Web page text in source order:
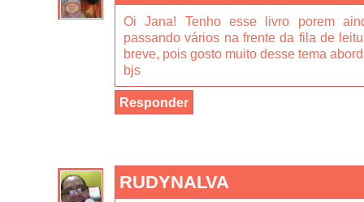
Oi Jana! Tenho esse livro porem
passando vários na frente da fila de
breve, pois gosto muito desse tema
bjs
Responder
RUDYNALVA